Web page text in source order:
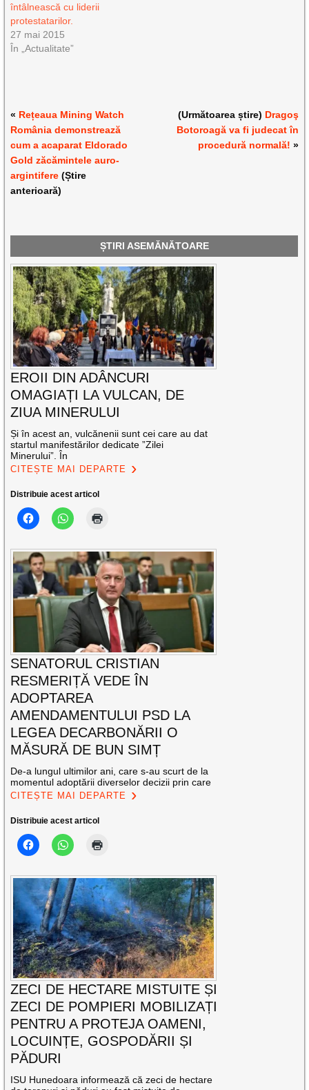
întâlnească cu liderii
protestatarilor.
27 mai 2015
În „Actualitate”
« Rețeaua Mining Watch
România demonstrează
cum a acaparat Eldorado
Gold zăcămintele auro-
argintifere (Știre
anterioară)
(Următoarea știre) Dragoş
Botoroagă va fi judecat în
procedură normală! »
ȘTIRI ASEMĂNĂTOARE
EROII DIN ADÂNCURI
OMAGIAȚI LA VULCAN, DE
ZIUA MINERULUI
Și în acest an, vulcănenii sunt cei care au dat
startul manifestărilor dedicate ”Zilei
Minerului”. În
CITEȘTE MAI DEPARTE
Distribuie acest articol
SENATORUL CRISTIAN
RESMERIȚĂ VEDE ÎN
ADOPTAREA
AMENDAMENTULUI PSD LA
LEGEA DECARBONĂRII O
MĂSURĂ DE BUN SIMȚ
De-a lungul ultimilor ani, care s-au scurt de la
momentul adoptării diverselor decizii prin care
CITEȘTE MAI DEPARTE
Distribuie acest articol
ZECI DE HECTARE MISTUITE ȘI
ZECI DE POMPIERI MOBILIZAȚI
PENTRU A PROTEJA OAMENI,
LOCUINȚE, GOSPODĂRII ȘI
PĂDURI
ISU Hunedoara informează că zeci de hectare